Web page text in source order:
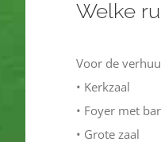
Welke
Voor de
• Kerkzaal
• Foyer met bar
• Grote zaal